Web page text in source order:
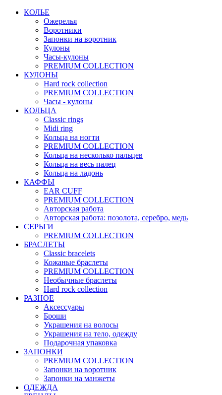
КОЛЬЕ
Ожерелья
Воротники
Запонки на воротник
Кулоны
Часы-кулоны
PREMIUM COLLECTION
КУЛОНЫ
Hard rock collection
PREMIUM COLLECTION
Часы - кулоны
КОЛЬЦА
Classic rings
Midi ring
Кольца на ногти
PREMIUM COLLECTION
Кольца на несколько пальцев
Кольца на весь палец
Кольца на ладонь
КАФФЫ
EAR CUFF
PREMIUM COLLECTION
Авторская работа
Авторская работа: позолота, серебро, медь
СЕРЬГИ
PREMIUM COLLECTION
БРАСЛЕТЫ
Classic bracelets
Кожаные браслеты
PREMIUM COLLECTION
Необычные браслеты
Hard rock collection
РАЗНОЕ
Аксессуары
Броши
Украшения на волосы
Украшения на тело, одежду
Подарочная упаковка
ЗАПОНКИ
PREMIUM COLLECTION
Запонки на воротник
Запонки на манжеты
ОДЕЖДА